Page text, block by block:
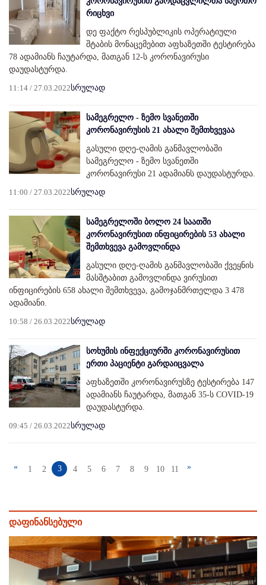
რიცხვი
დე ფაქტო რესპუბლიკის ოპერატიული
შტაბის მონაცემებით აფხაზეთში ტესტირება
78 ადამიანს ჩაუტარდა, მათგან 12-ს კორონავირუსი
დაუდასტურდა.
11:14 / 27.03.2022სრულად
სამეგრელო - ზემო სვანეთში
კორონავირუსის 21 ახალი შემთხვევაა
გასული დღე-ღამის განმავლობაში
სამეგრელო - ზემო სვანეთში
კორონავირუსი 21 ადამიანს დაუდასტურდა.
11:00 / 27.03.2022სრულად
სამეგრელოში ბოლო 24 საათში
კორონავირუსით ინფიცირების 53 ახალი
შემთხვევა გამოვლინდა
გასული დღე-ღამის განმავლობაში ქვეყნის
მასშტაბით გამოვლინდა ვირუსით
ინფიცირების 658 ახალი შემთხვევა, გამოჯანმრთელდა 3 478
ადამიანი.
10:58 / 26.03.2022სრულად
სოხუმის ინფექციურში კორონავირუსით
ერთი პაციენტი გარდაიცვალა
აფხაზეთში კორონავირუსზე ტესტირება 147
ადამიანს ჩაუტარდა, მათგან 35-ს COVID-19
დაუდასტურდა.
09:45 / 26.03.2022სრულად
« 1 2 3 4 5 6 7 8 9 10 11 »
დაფინანსებული